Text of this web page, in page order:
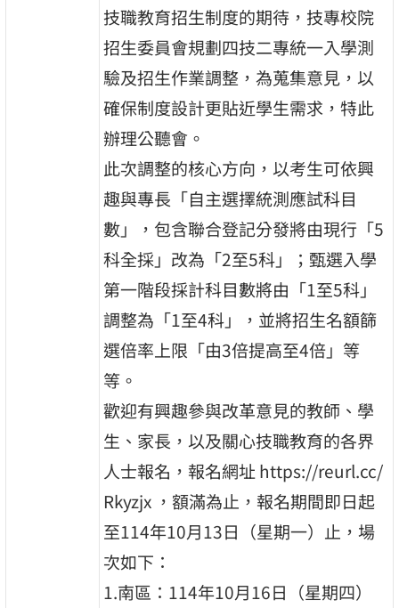
技職教育招生制度的期待，技專校院
招生委員會規劃四技二專統一入學測
驗及招生作業調整，為蒐集意見，以
確保制度設計更貼近學生需求，特此
辦理公聽會。
此次調整的核心方向，以考生可依興
趣與專長「自主選擇統測應試科目
數」，包含聯合登記分發將由現行「5
科全採」改為「2至5科」；甄選入學
第一階段採計科目數將由「1至5科」
調整為「1至4科」，並將招生名額篩
選倍率上限「由3倍提高至4倍」等
等。
歡迎有興趣參與改革意見的教師、學
生、家長，以及關心技職教育的各界
人士報名，報名網址 https://reurl.cc/
Rkyzjx ，額滿為止，報名期間即日起
至114年10月13日（星期一）止，場
次如下：
1.南區：114年10月16日（星期四）